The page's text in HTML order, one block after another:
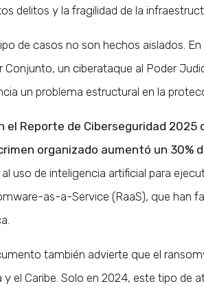
delitos y la fragilidad de la
de casos no son hechos aislados.
Conjunto, un ciberataque al Poder
un problema estructural en la
el Reporte de Ciberseguridad
organizado aumentó un 30%
uso de inteligencia artificial para
as-a-Service (RaaS), que han
también advierte que el
y el Caribe. Solo en 2024, este tipo de